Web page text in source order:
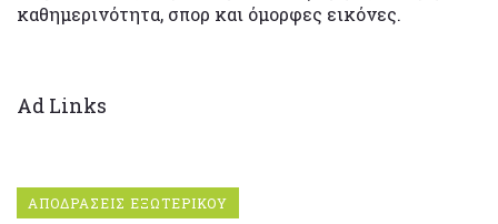
καθημερινότητα, σπορ και όμορφες εικόνες.
Ad Links
ΑΠΟΔΡΑΣΕΙΣ ΕΞΩΤΕΡΙΚΟΥ